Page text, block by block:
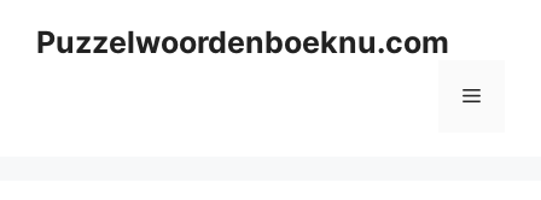
Puzzelwoordenboeknu.com
Menu